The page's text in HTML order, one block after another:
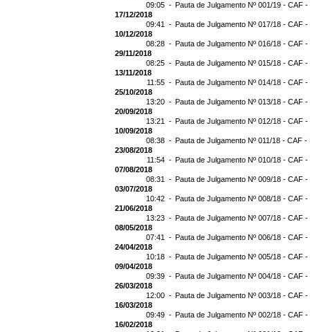
09:05 - Pauta de Julgamento Nº 001/19 - CAF
17/12/2018
09:41 - Pauta de Julgamento Nº 017/18 - CAF
10/12/2018
08:28 - Pauta de Julgamento Nº 016/18 - CAF
29/11/2018
08:25 - Pauta de Julgamento Nº 015/18 - CAF
13/11/2018
11:55 - Pauta de Julgamento Nº 014/18 - CAF -
25/10/2018
13:20 - Pauta de Julgamento Nº 013/18 - CAF
20/09/2018
13:21 - Pauta de Julgamento Nº 012/18 - CAF
10/09/2018
08:38 - Pauta de Julgamento Nº 011/18 - CAF
23/08/2018
11:54 - Pauta de Julgamento Nº 010/18 - CAF
07/08/2018
08:31 - Pauta de Julgamento Nº 009/18 - CAF
03/07/2018
10:42 - Pauta de Julgamento Nº 008/18 - CAF
21/06/2018
13:23 - Pauta de Julgamento Nº 007/18 - CAF
08/05/2018
07:41 - Pauta de Julgamento Nº 006/18 - CAF
24/04/2018
10:18 - Pauta de Julgamento Nº 005/18 - CAF
09/04/2018
09:39 - Pauta de Julgamento Nº 004/18 - CAF
26/03/2018
12:00 - Pauta de Julgamento Nº 003/18 - CAF
16/03/2018
09:49 - Pauta de Julgamento Nº 002/18 - CAF
16/02/2018